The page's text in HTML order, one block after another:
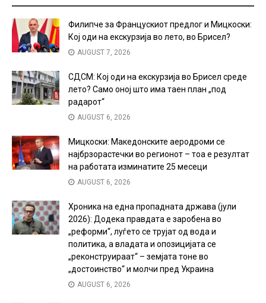
Филипче за Францускиот предлог и Мицкоски:
Кој оди на екскурзија во лето, во Брисел?
AUGUST 7, 2026
СДСМ: Кој оди на екскурзија во Брисел среде
лето? Само оној што има таен план „под
радарот“
AUGUST 6, 2026
Мицкоски: Македонските аеродроми се
најбрзорастечки во регионот – тоа е резултат
на работата изминатите 25 месеци
AUGUST 6, 2026
Хроника на една пропадната држава (јули
2026): Додека правдата е заробена во
„реформи“, луѓето се трујат од вода и
политика, а владата и опозицијата се
„реконструираат“ – земјата тоне во
„достоинство“ и молчи пред Украина
AUGUST 6, 2026